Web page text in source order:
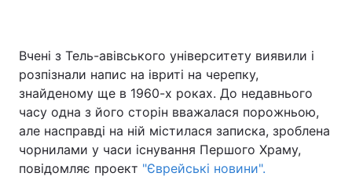
Вчені з Тель-авівського університету виявили і
розпізнали напис на івриті на черепку,
знайденому ще в 1960-х роках. До недавнього
часу одна з його сторін вважалася порожньою,
але насправді на ній містилася записка, зроблена
чорнилами у часи існування Першого Храму,
повідомляє проект "Єврейські новини".